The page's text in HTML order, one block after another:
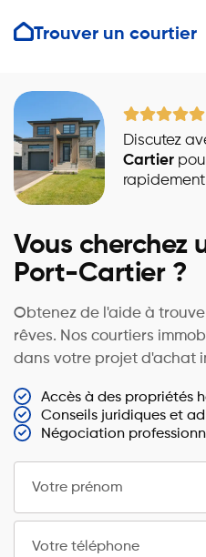
Trouver un courtier
Discutez
Cartier
Vous cherchez
Port-Cartier ?
Obtenez de l'aide à
rêves. Nos courtiers
dans votre projet d'achat
Accès à des propriétés
Conseils juridiques et
Négociation
Votre prénom
Votre téléphone